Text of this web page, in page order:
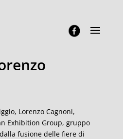
Lorenzo Cagnoni,
Exhibition Group, gruppo
fusione delle fiere di